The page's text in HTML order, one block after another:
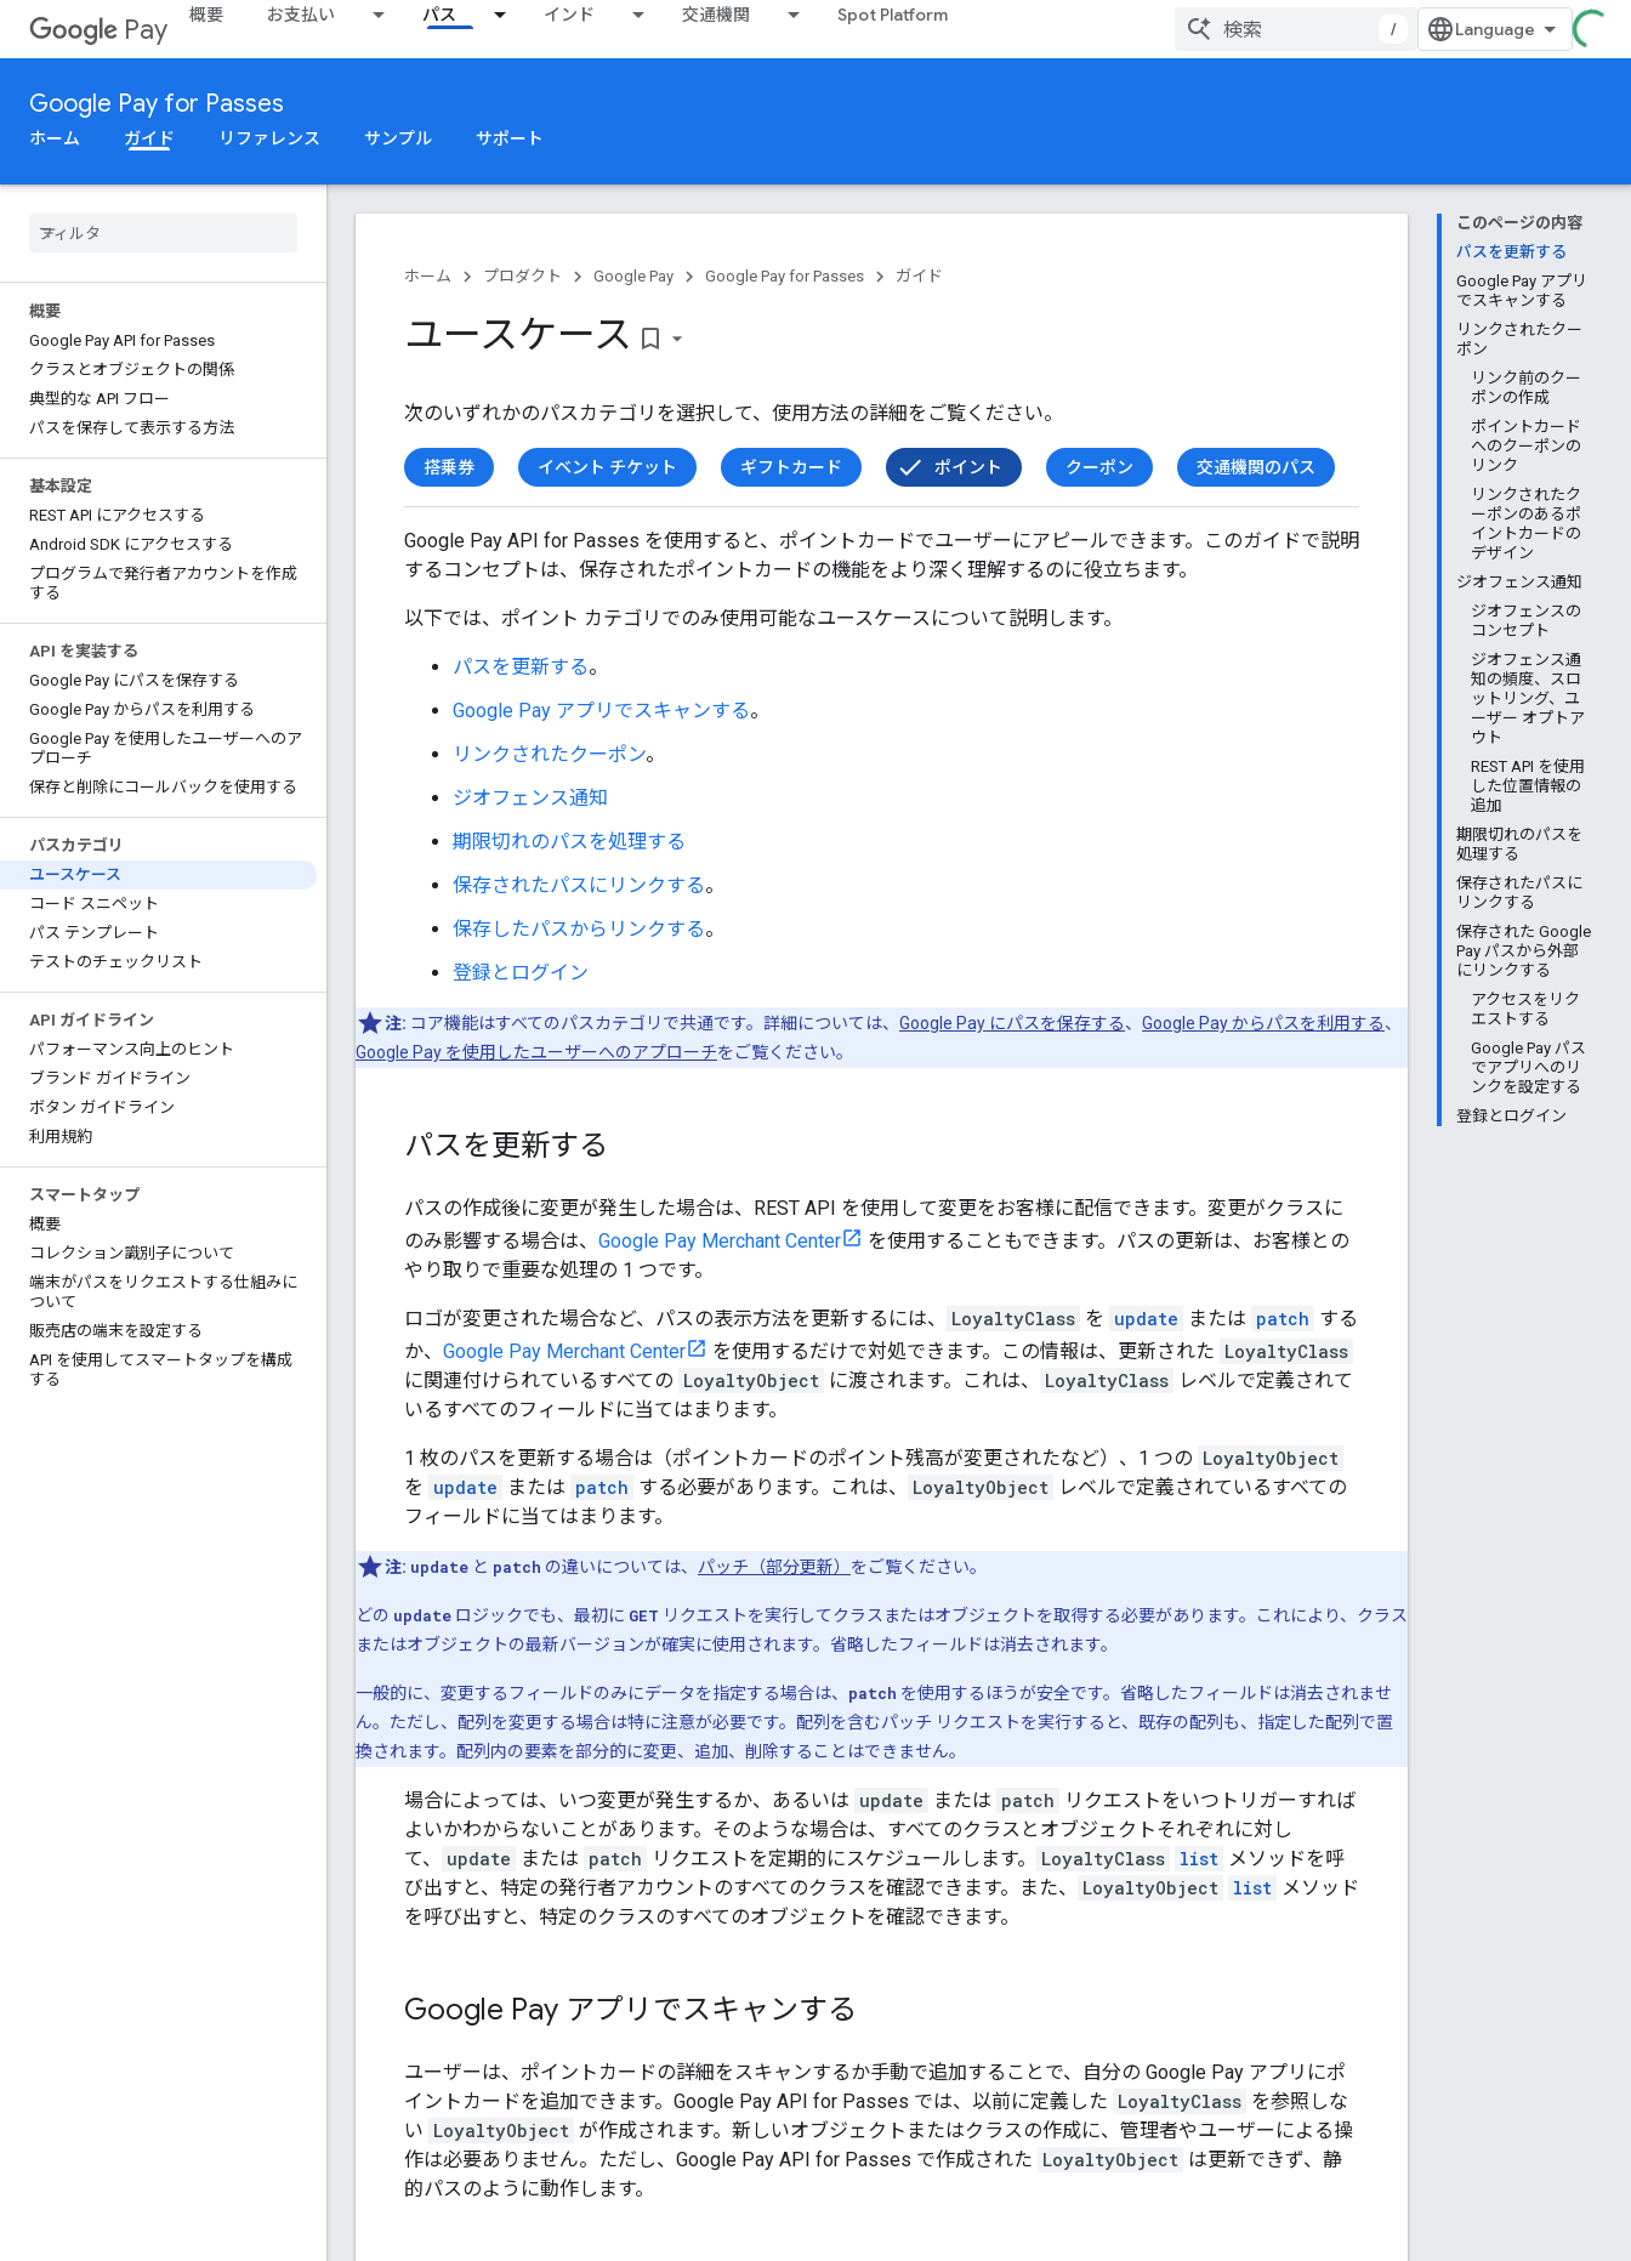
Pay 概要 お支払い パス インド 交通機関 Spot Platform
/
Google Pay for Passes
ホーム ガイド リファレンス サンプル サポート
概要
Google Pay API for Passes
クラスとオブジェクトの関係
典型的な API フロー
パスを保存して表示する方法
基本設定
REST API にアクセスする
Android SDK にアクセスする
プログラムで発行者アカウントを作成
する
API を実装する
Google Pay にパスを保存する
Google Pay からパスを利用する
Google Pay を使用したユーザーへのア
プローチ
保存と削除にコールバックを使用する
パスカテゴリ
ユースケース
コード スニペット
パス テンプレート
テストのチェックリスト
API ガイドライン
パフォーマンス向上のヒント
ブランド ガイドライン
ボタン ガイドライン
利用規約
スマートタップ
概要
コレクション識別子について
端末がパスをリクエストする仕組みに
ついて
販売店の端末を設定する
API を使用してスマートタップを構成
する
このページの内容
パスを更新する
Google Pay アプリ
でスキャンする
リンクされたクー
ポン
リンク前のクー
ポンの作成
ポイントカード
へのクーポンの
リンク
リンクされたク
ーポンのあるポ
イントカードの
デザイン
ジオフェンス通知
ジオフェンスの
コンセプト
ジオフェンス通
知の頻度、スロ
ットリング、ユ
ーザー オプトア
ウト
REST API を使用
した位置情報の
追加
期限切れのパスを
処理する
保存されたパスに
リンクする
保存された Google
Pay パスから外部
にリンクする
アクセスをリク
エストする
Google Pay パス
でアプリへのリ
ンクを設定する
登録とログイン
ホーム プロダクト Google Pay Google Pay for Passes ガイド
ユースケース bookmark_border
次のいずれかのパスカテゴリを選択して、使用方法の詳細をご覧ください。
搭乗券 イベント チケット ギフトカード ポイント クーポン 交通機関のパス
Google Pay API for Passes を使用すると、ポイントカードでユーザーにアピールできます。このガイドで説明
するコンセプトは、保存されたポイントカードの機能をより深く理解するのに役立ちます。
以下では、ポイント カテゴリでのみ使用可能なユースケースについて説明します。
パスを更新する。
Google Pay アプリでスキャンする。
リンクされたクーポン。
ジオフェンス通知
期限切れのパスを処理する
保存されたパスにリンクする。
保存したパスからリンクする。
登録とログイン
注: コア機能はすべてのパスカテゴリで共通です。詳細については、 Google Pay にパスを保存する、 Google Pay からパスを利用する、
Google Pay を使用したユーザーへのアプローチをご覧ください。
パスを更新する
パスの作成後に変更が発生した場合は、REST API を使用して変更をお客様に配信できます。変更がクラスに
のみ影響する場合は、 Google Pay Merchant Center
を使用することもできます。パスの更新は、お客様との
やり取りで重要な処理の 1 つです。
ロゴが変更された場合など、パスの表示方法を更新するには、 LoyaltyClass を update または patch する
か、 Google Pay Merchant Center を使用するだけで対処できます。この情報は、更新された LoyaltyClass
に関連付けられているすべての LoyaltyObject に渡されます。これは、 LoyaltyClass レベルで定義されて
いるすべてのフィールドに当てはまります。
1 枚のパスを更新する場合は（ポイントカードのポイント残高が変更されたなど）、1 つの LoyaltyObject
を update または patch する必要があります。これは、 LoyaltyObject レベルで定義されているすべての
フィールドに当てはまります。
注: update と patch の違いについては、 パッチ（部分更新） をご覧ください。
どの update ロジックでも、最初に GET リクエストを実行してクラスまたはオブジェクトを取得する必要があります。これにより、クラス
またはオブジェクトの最新バージョンが確実に使用されます。省略したフィールドは消去されます。
一般的に、変更するフィールドのみにデータを指定する場合は、 patch を使用するほうが安全です。省略したフィールドは消去されませ
ん。ただし、配列を変更する場合は特に注意が必要です。配列を含むパッチ リクエストを実行すると、既存の配列も、指定した配列で置
換されます。配列内の要素を部分的に変更、追加、削除することはできません。
場合によっては、いつ変更が発生するか、あるいは update または patch
リクエストをいつトリガーすれば
よいかわからないことがあります。そのような場合は、すべてのクラスとオブジェクトそれぞれに対し
て、
update または patch リクエストを定期的にスケジュールします。 LoyaltyClass list メソッドを呼
び出すと、特定の発行者アカウントのすべてのクラスを確認できます。また、
LoyaltyObject list メソッド
を呼び出すと、特定のクラスのすべてのオブジェクトを確認できます。
Google Pay アプリでスキャンする
ユーザーは、ポイントカードの詳細をスキャンするか手動で追加することで、自分の Google Pay アプリにポ
イントカードを追加できます。Google Pay API for Passes では、以前に定義した LoyaltyClass を参照しな
い LoyaltyObject が作成されます。新しいオブジェクトまたはクラスの作成に、管理者やユーザーによる操
作は必要ありません。ただし、Google Pay API for Passes で作成された LoyaltyObject は更新できず、静
的パスのように動作します。